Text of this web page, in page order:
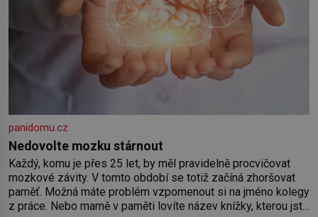
panidomu.cz
Nedovolte mozku stárnout
Každý, komu je přes 25 let, by měl pravidelně procvičovat
mozkové závity. V tomto období se totiž začíná zhoršovat
paměť. Možná máte problém vzpomenout si na jméno kolegy
z práce. Nebo marně v paměti lovíte název knížky, kterou jste